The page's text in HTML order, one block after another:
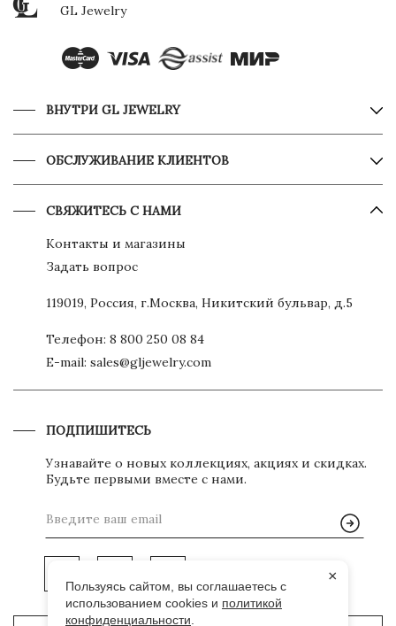
Пользуясь сайтом, вы соглашаетесь с
использованием cookies и политикой
конфиденциальности
×
GL Jewelry
ВНУТРИ GL JEWELRY
ОБСЛУЖИВАНИЕ КЛИЕНТОВ
СВЯЖИТЕСЬ С НАМИ
Контакты и магазины
Задать вопрос
119019, Россия, г.Москва, Никитский бульвар, д.5
Телефон: 8 800 250 08 84
E-mail: sales@gljewelry.com
ПОДПИШИТЕСЬ
Узнавайте о новых коллекциях, акциях и скидках.
Будьте первыми вместе с нами.